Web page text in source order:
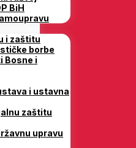
BiH
i zaštitu
borbe
Bosne i
i ustavna
zaštitu
upravu